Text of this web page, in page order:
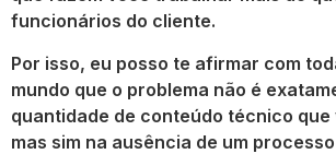
funcionários do cliente.
Por isso, eu posso te afirmar com
mundo que o problema não é
quantidade de conteúdo técnico que
mas sim na ausência de um